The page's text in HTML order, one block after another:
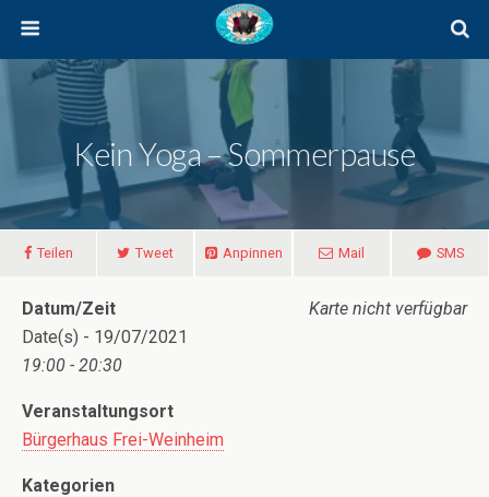
Kein Yoga – Sommerpause
Teilen Tweet Anpinnen Mail SMS
Karte nicht verfügbar
Datum/Zeit
Date(s) - 19/07/2021
19:00 - 20:30
Veranstaltungsort
Bürgerhaus Frei-Weinheim
Kategorien